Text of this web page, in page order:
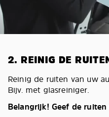
2. REINIG DE
Reinig de ruiten van uw
Bijv. met glasreiniger.
Belangrijk! Geef de